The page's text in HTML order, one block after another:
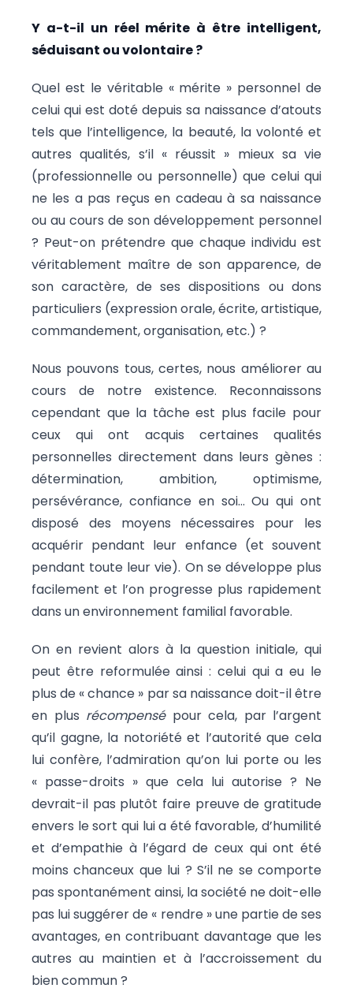
Y a-t-il un réel mérite à être intelligent,
séduisant ou volontaire ?
Quel est le véritable « mérite » personnel de
celui qui est doté depuis sa naissance d’atouts
tels que l’intelligence, la beauté, la volonté et
autres qualités, s’il « réussit » mieux sa vie
(professionnelle ou personnelle) que celui qui
ne les a pas reçus en cadeau à sa naissance
ou au cours de son développement personnel
? Peut-on prétendre que chaque individu est
véritablement maître de son apparence, de
son caractère, de ses dispositions ou dons
particuliers (expression orale, écrite, artistique,
commandement, organisation, etc.) ?
Nous pouvons tous, certes, nous améliorer au
cours de notre existence. Reconnaissons
cependant que la tâche est plus facile pour
ceux qui ont acquis certaines qualités
personnelles directement dans leurs gènes :
détermination, ambition, optimisme,
persévérance, confiance en soi… Ou qui ont
disposé des moyens nécessaires pour les
acquérir pendant leur enfance (et souvent
pendant toute leur vie). On se développe plus
facilement et l’on progresse plus rapidement
dans un environnement familial favorable.
On en revient alors à la question initiale, qui
peut être reformulée ainsi : celui qui a eu le
plus de « chance » par sa naissance doit-il être
en plus récompensé pour cela, par l’argent
qu’il gagne, la notoriété et l’autorité que cela
lui confère, l’admiration qu’on lui porte ou les
« passe-droits » que cela lui autorise ? Ne
devrait-il pas plutôt faire preuve de gratitude
envers le sort qui lui a été favorable, d’humilité
et d’empathie à l’égard de ceux qui ont été
moins chanceux que lui ? S’il ne se comporte
pas spontanément ainsi, la société ne doit-elle
pas lui suggérer de « rendre » une partie de ses
avantages, en contribuant davantage que les
autres au maintien et à l’accroissement du
bien commun ?